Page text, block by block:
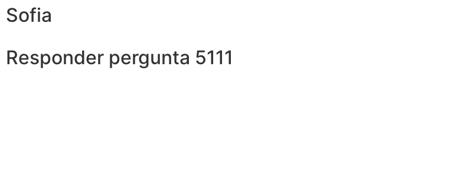
Sofia
Responder pergunta 5111